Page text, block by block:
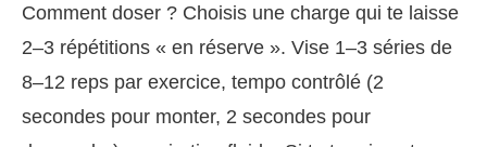
Comment doser ? Choisis une charge qui te laisse
2–3 répétitions « en réserve ». Vise 1–3 séries de
8–12 reps par exercice, tempo contrôlé (2
secondes pour monter, 2 secondes pour